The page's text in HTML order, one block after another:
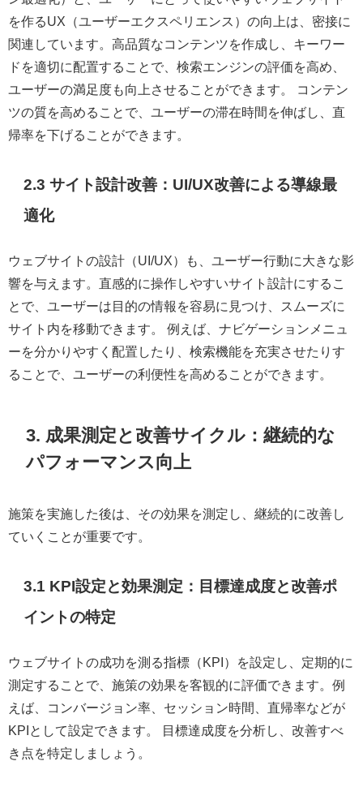
を作るUX（ユーザーエクスペリエンス）の向上は、密接に
関連しています。高品質なコンテンツを作成し、キーワー
ドを適切に配置することで、検索エンジンの評価を高め、
ユーザーの満足度も向上させることができます。 コンテン
ツの質を高めることで、ユーザーの滞在時間を伸ばし、直
帰率を下げることができます。
2.3 サイト設計改善：UI/UX改善による導線最
適化
ウェブサイトの設計（UI/UX）も、ユーザー行動に大きな影
響を与えます。直感的に操作しやすいサイト設計にするこ
とで、ユーザーは目的の情報を容易に見つけ、スムーズに
サイト内を移動できます。 例えば、ナビゲーションメニュ
ーを分かりやすく配置したり、検索機能を充実させたりす
ることで、ユーザーの利便性を高めることができます。
3. 成果測定と改善サイクル：継続的な
パフォーマンス向上
施策を実施した後は、その効果を測定し、継続的に改善し
ていくことが重要です。
3.1 KPI設定と効果測定：目標達成度と改善ポ
イントの特定
ウェブサイトの成功を測る指標（KPI）を設定し、定期的に
測定することで、施策の効果を客観的に評価できます。例
えば、コンバージョン率、セッション時間、直帰率などが
KPIとして設定できます。 目標達成度を分析し、改善すべ
き点を特定しましょう。